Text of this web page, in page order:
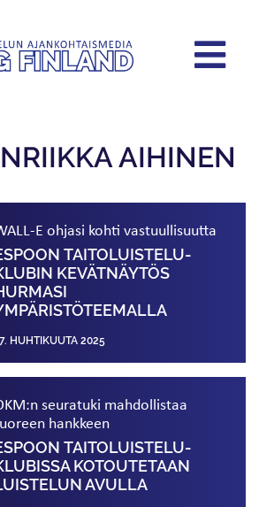
AIHINEN
E ohjasi kohti vastuullisuutta
TAITOLUISTELU­
KEVÄTNÄYTÖS
HUHTIKUUTA 2025
seuratuki mahdollistaa
hankkeen
TAITOLUISTELU­
KOTOUTETAAN
AVULLA